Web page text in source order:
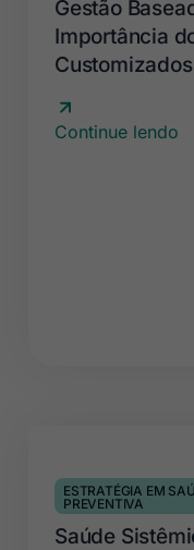
Gestão
Importância
Continue lendo
ESTRATÉGIA EM
PREVENTIVA
Saúde